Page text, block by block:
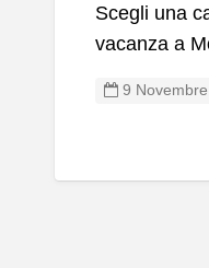
Scegli una
vacanza a
9